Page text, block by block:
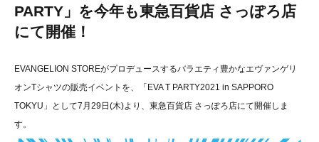
PARTY」を今年も東急百貨店 さっぽろ店
にて開催！
EVANGELION STOREがプロデュースするバラエティ豊かなエヴァンゲリ
オンTシャツの販売イベントを、「EVA T PARTY2021 in SAPPORO
TOKYU」として7月29日(木)より、東急百貨店 さっぽろ店にて開催しま
す。